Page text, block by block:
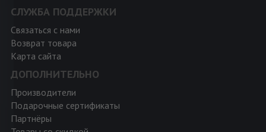
СЛУЖБА ПОДДЕРЖКИ
Связаться с нами
Возврат товара
Карта сайта
ДОПОЛНИТЕЛЬНО
Производители
Подарочные сертификаты
Партнёры